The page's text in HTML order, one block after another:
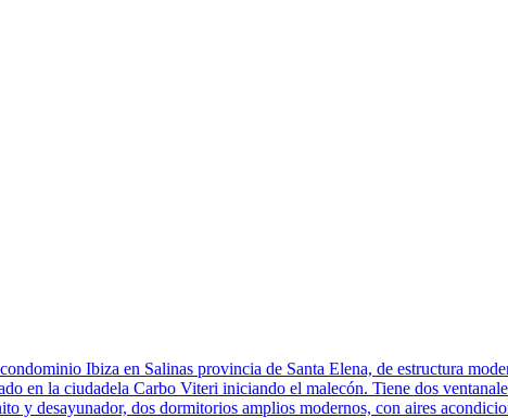
Ibiza en Salinas provincia de Santa Elena, de estructura
en la ciudadela Carbo Viteri iniciando el malecón. Tiene dos
y desayunador, dos dormitorios amplios modernos, con aires